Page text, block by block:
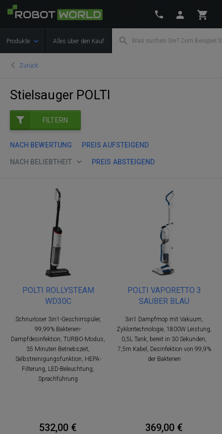
Produkte Alles über den Kauf
Zurück
Stielsauger POLTI
FILTERN
NACH BEWERTUNG PREIS AUFSTEIGEND
NACH BELIEBTHEIT PREIS ABSTEIGEND
POLTI ROLLYSTEAM
WD30C
Schnurloser 3in1-Geschirrspüler,
99,99% Bakterien-
Dampfdesinfektion, TURBO-Modus,
35 Minuten Betriebszeit,
Selbstreinigungsfunktion, HEPA-
Filterung, LED-Beleuchtung,
Sprachführung
532,00 €
POLTI VAPORETTO 3
SAUBER BLAU
3in1 Dampfmop mit Vakuum,
Zyklontechnologie, 1800W Leistung,
0,5L Tank, bereit in 30 Sekunden,
7,5m Kabel, Desinfektion von 99,9%
der Bakterien
369,00 €